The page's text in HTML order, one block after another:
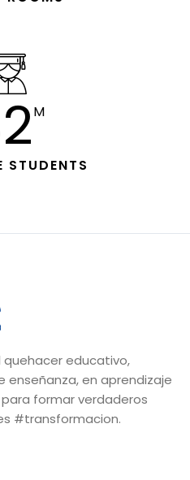
M
STUDENTS
educativo,
en aprendizaje
formar verdaderos
#transformacion.